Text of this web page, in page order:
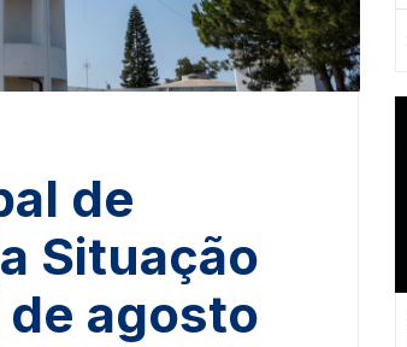
de
Situação
agosto